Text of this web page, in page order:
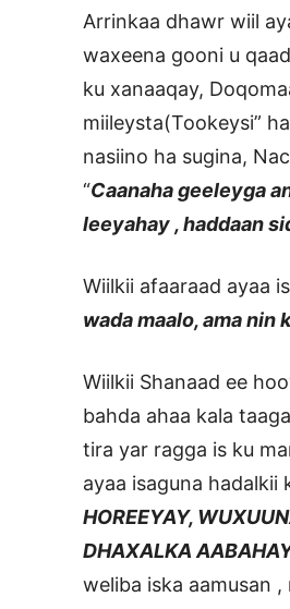
Arrinkaa dhawr wiil
waxeena gooni u
ku xanaaqay,
miileysta(Tookeysi”
nasiino ha sugina,
“Caanaha geeleyga
leeyahay , haddaan
Wiilkii afaaraad ayaa
wada maalo, ama nin
Wiilkii Shanaad ee
bahda ahaa kala
tira yar ragga is ku
ayaa isaguna hadalkii
HOREEYAY,
DHAXALKA
weliba iska aamusan